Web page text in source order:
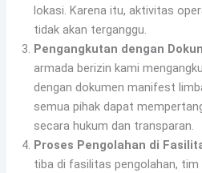
lokasi. Karena itu, aktivitas
tidak akan terganggu.
Pengangkutan dengan
armada berizin kami
dengan dokumen manifest
semua pihak dapat
secara hukum dan transparan.
Proses Pengolahan di
tiba di fasilitas pengolahan,